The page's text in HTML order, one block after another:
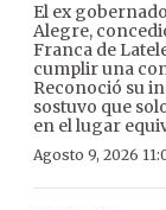
El ex
Alegre,
Franca de
cumplir una
Reconoció su
sostuvo que
en el lugar
Agosto 9, 2026